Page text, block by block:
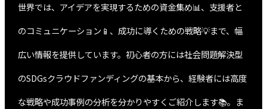
世界では、アイデアを実現するための資金集め📊、支援者と
のコミュニケーション📱、成功に導くための戦略💡まで、幅
広い情報を提供しています。初心者の方には社会問題解決型
のSDGsクラウドファンディングの基本から、経験者には高度
な戦略や成功事例の分析を分かりやすくご紹介します📚。ま